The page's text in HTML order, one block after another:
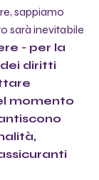
sappiamo
sarà inevitabile
- per la
diritti
momento